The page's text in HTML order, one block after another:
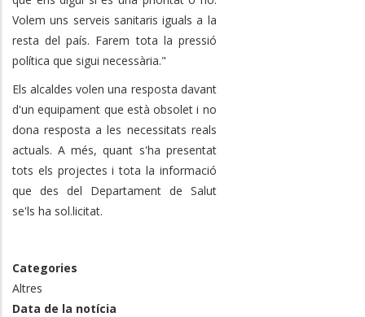
Volem uns serveis sanitaris iguals a la
resta del país. Farem tota la pressió
política que sigui necessària."
Els alcaldes volen una resposta davant
d'un equipament que està obsolet i no
dona resposta a les necessitats reals
actuals. A més, quant s'ha presentat
tots els projectes i tota la informació
que des del Departament de Salut
se'ls ha sol.licitat.
Categories
Altres
Data de la notícia